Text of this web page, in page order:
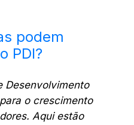
podem
PDI?
Desenvolvimento
o crescimento
Aqui estão